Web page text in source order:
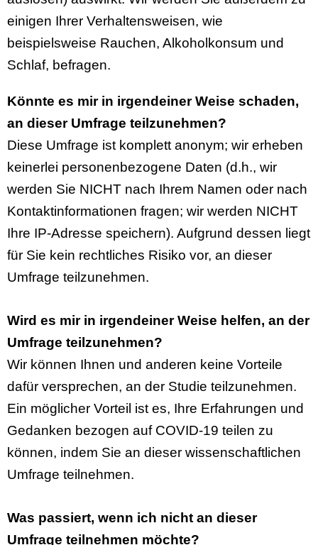
einigen Ihrer Verhaltensweisen, wie
beispielsweise Rauchen, Alkoholkonsum und
Schlaf, befragen.
Könnte es mir in irgendeiner Weise schaden,
an dieser Umfrage teilzunehmen?
Diese Umfrage ist komplett anonym; wir erheben
keinerlei personenbezogene Daten (d.h., wir
werden Sie NICHT nach Ihrem Namen oder nach
Kontaktinformationen fragen; wir werden NICHT
Ihre IP-Adresse speichern). Aufgrund dessen liegt
für Sie kein rechtliches Risiko vor, an dieser
Umfrage teilzunehmen.
Wird es mir in irgendeiner Weise helfen, an der
Umfrage teilzunehmen?
Wir können Ihnen und anderen keine Vorteile
dafür versprechen, an der Studie teilzunehmen.
Ein möglicher Vorteil ist es, Ihre Erfahrungen und
Gedanken bezogen auf COVID-19 teilen zu
können, indem Sie an dieser wissenschaftlichen
Umfrage teilnehmen.
Was passiert, wenn ich nicht an dieser
Umfrage teilnehmen möchte?